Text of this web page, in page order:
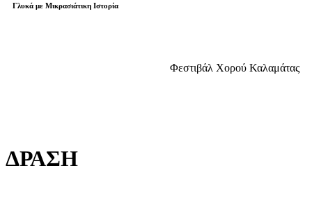
Γλυκά με Μικρασιάτικη Ιστορία
Φεστιβάλ Χορού Καλαμάτας
ΔΡΑΣΗ